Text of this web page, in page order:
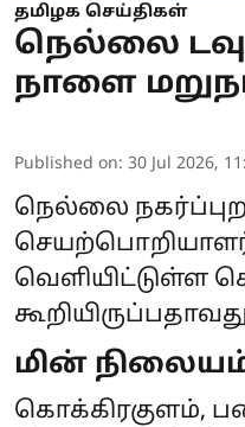
தமிழக செய்திகள்
நெல்லை
நாளை
Published on: 30 Jul 2026,
நெல்லை
வெளியிட்டுள்ள
மின்
கொக்கிரகுளம்,